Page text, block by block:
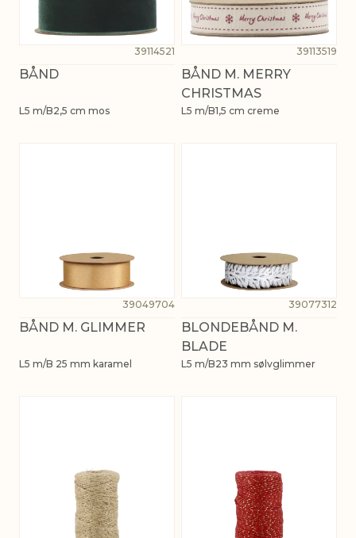
39114521
BÅND
L5 m/B2,5 cm mos
39113519
BÅND M. MERRY
CHRISTMAS
L5 m/B1,5 cm creme
39049704
BÅND M. GLIMMER
L5 m/B 25 mm karamel
39077312
BLONDEBÅND M.
BLADE
L5 m/B23 mm sølvglimmer